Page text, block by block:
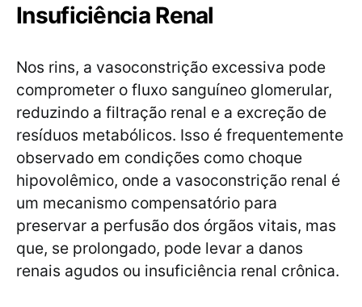
Insuficiência Renal
Nos rins, a vasoconstrição excessiva pode
comprometer o fluxo sanguíneo glomerular,
reduzindo a filtração renal e a excreção de
resíduos metabólicos. Isso é frequentemente
observado em condições como choque
hipovolêmico, onde a vasoconstrição renal é
um mecanismo compensatório para
preservar a perfusão dos órgãos vitais, mas
que, se prolongado, pode levar a danos
renais agudos ou insuficiência renal crônica.